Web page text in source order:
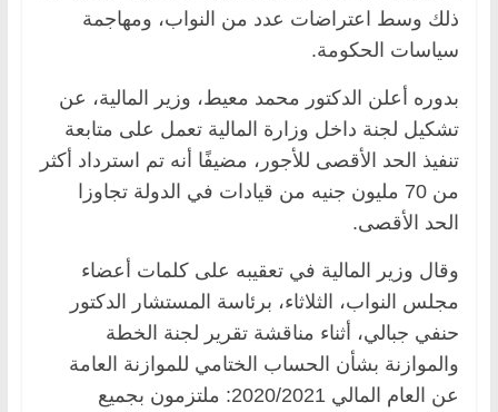
ذلك وسط اعتراضات عدد من النواب، ومهاجمة
سياسات الحكومة.
بدوره أعلن الدكتور محمد معيط، وزير المالية، عن
تشكيل لجنة داخل وزارة المالية تعمل على متابعة
تنفيذ الحد الأقصى للأجور، مضيفًا أنه تم استرداد أكثر
من 70 مليون جنيه من قيادات في الدولة تجاوزا
الحد الأقصى.
وقال وزير المالية في تعقيبه على كلمات أعضاء
مجلس النواب، الثلاثاء، برئاسة المستشار الدكتور
حنفي جبالي، أثناء مناقشة تقرير لجنة الخطة
والموازنة بشأن الحساب الختامي للموازنة العامة
عن العام المالي 2020/2021: ملتزمون بجميع